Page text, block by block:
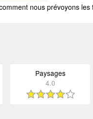
nous prévoyons les
Paysages
4.0